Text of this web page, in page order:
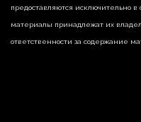
предоставляются исключительно
материалы принадлежат их
ответственности за содержание